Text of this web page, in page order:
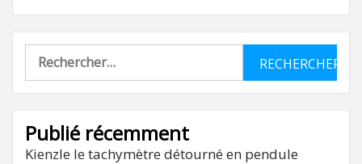
Rechercher :
Publié récemment
Kienzle le tachymètre détourné en pendule